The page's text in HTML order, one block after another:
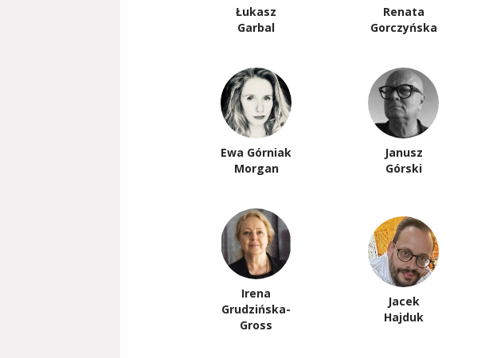
Łukasz
Garbal
Renata
Gorczyńska
Ewa Górniak
Morgan
Janusz
Górski
Irena
Grudzińska-
Gross
Jacek
Hajduk